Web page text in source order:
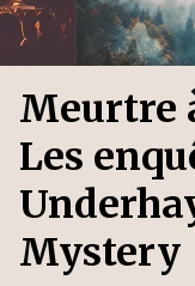
Meurtre
Les
Mystery